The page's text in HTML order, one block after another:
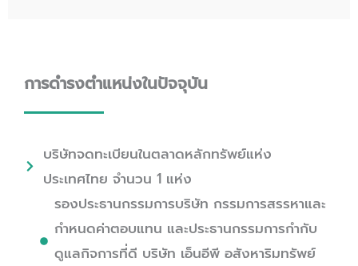
การดำรงตำแหน่งในปัจจุบัน
บริษัทจดทะเบียนในตลาดหลักทรัพย์แห่ง
ประเทศไทย จำนวน 1 แห่ง
รองประธานกรรมการบริษัท กรรมการสรรหาและ
กำหนดค่าตอบแทน และประธานกรรมการกำกับ
ดูแลกิจการที่ดี บริษัท เอ็นอีพี อสังหาริมทรัพย์